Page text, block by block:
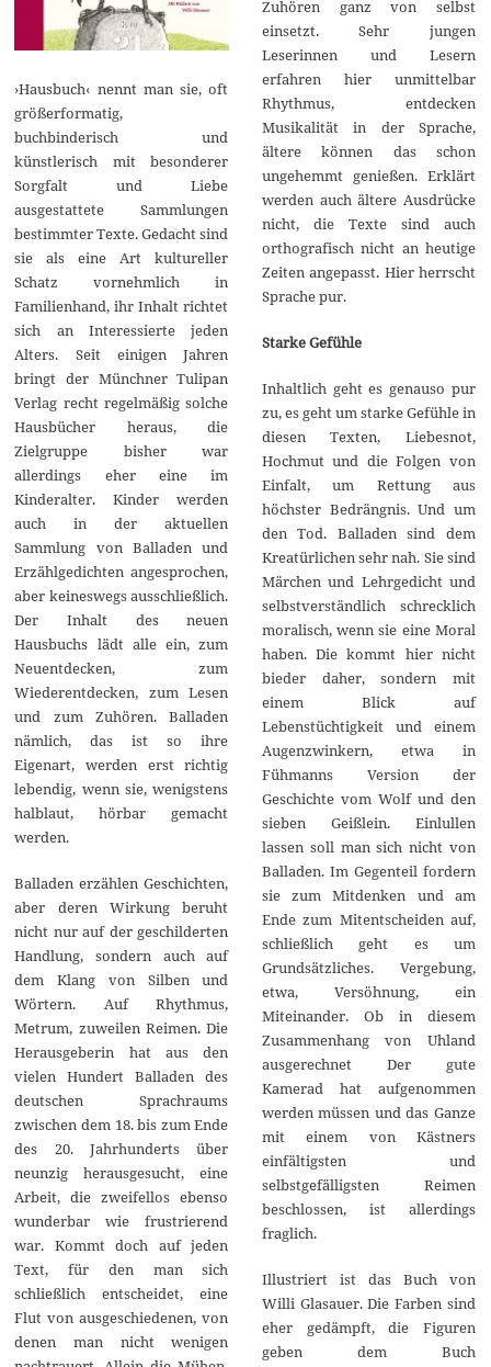
›Hausbuch‹ nennt man sie, oft
größerformatig,
buchbinderisch und
künstlerisch mit besonderer
Sorgfalt und Liebe
ausgestattete Sammlungen
bestimmter Texte. Gedacht sind
sie als eine Art kultureller
Schatz vornehmlich in
Familienhand, ihr Inhalt richtet
sich an Interessierte jeden
Alters. Seit einigen Jahren
bringt der Münchner Tulipan
Verlag recht regelmäßig solche
Hausbücher heraus, die
Zielgruppe bisher war
allerdings eher eine im
Kinderalter. Kinder werden
auch in der aktuellen
Sammlung von Balladen und
Erzählgedichten angesprochen,
aber keineswegs ausschließlich.
Der Inhalt des neuen
Hausbuchs lädt alle ein, zum
Neuentdecken, zum
Wiederentdecken, zum Lesen
und zum Zuhören. Balladen
nämlich, das ist so ihre
Eigenart, werden erst richtig
lebendig, wenn sie, wenigstens
halblaut, hörbar gemacht
werden.
Balladen erzählen Geschichten,
aber deren Wirkung beruht
nicht nur auf der geschilderten
Handlung, sondern auch auf
dem Klang von Silben und
Wörtern. Auf Rhythmus,
Metrum, zuweilen Reimen. Die
Herausgeberin hat aus den
vielen Hundert Balladen des
deutschen Sprachraums
zwischen dem 18. bis zum Ende
des 20. Jahrhunderts über
neunzig herausgesucht, eine
Arbeit, die zweifellos ebenso
wunderbar wie frustrierend
war. Kommt doch auf jeden
Text, für den man sich
schließlich entscheidet, eine
Flut von ausgeschiedenen, von
denen man nicht wenigen
Zuhören ganz von selbst
einsetzt. Sehr jungen
Leserinnen und Lesern
erfahren hier unmittelbar
Rhythmus, entdecken
Musikalität in der Sprache,
ältere können das schon
ungehemmt genießen. Erklärt
werden auch ältere Ausdrücke
nicht, die Texte sind auch
orthografisch nicht an heutige
Zeiten angepasst. Hier herrscht
Sprache pur.
Starke Gefühle
Inhaltlich geht es genauso pur
zu, es geht um starke Gefühle in
diesen Texten, Liebesnot,
Hochmut und die Folgen von
Einfalt, um Rettung aus
höchster Bedrängnis. Und um
den Tod. Balladen sind dem
Kreatürlichen sehr nah. Sie sind
Märchen und Lehrgedicht und
selbstverständlich schrecklich
moralisch, wenn sie eine Moral
haben. Die kommt hier nicht
bieder daher, sondern mit
einem Blick auf
Lebenstüchtigkeit und einem
Augenzwinkern, etwa in
Fühmanns Version der
Geschichte vom Wolf und den
sieben Geißlein. Einlullen
lassen soll man sich nicht von
Balladen. Im Gegenteil fordern
sie zum Mitdenken und am
Ende zum Mitentscheiden auf,
schließlich geht es um
Grundsätzliches. Vergebung,
etwa, Versöhnung, ein
Miteinander. Ob in diesem
Zusammenhang von Uhland
ausgerechnet Der gute
Kamerad hat aufgenommen
werden müssen und das Ganze
mit einem von Kästners
einfältigsten und
selbstgefälligsten Reimen
beschlossen, ist allerdings
fraglich.
Illustriert ist das Buch von
Willi Glasauer. Die Farben sind
eher gedämpft, die Figuren
geben dem Buch